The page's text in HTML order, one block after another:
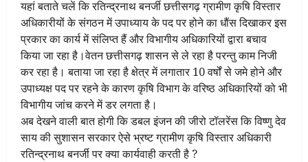
यहां बताते चलें कि रतिन्द्रनाथ बनर्जी छत्तीसगढ़ ग्रामीण कृषि विस्तार
अधिकारीयों के संगठन में उपाध्याय के पद पर होने का धौंस दिखाकर इस
प्रकार का कार्य में संलिप्त हैं और विभागीय अधिकारियों द्वारा बचाव
किया जा रहा है।वेतन छत्तीसगढ़ शासन से ले रहा है परन्तु काम निजी
कर रहा है। बताया जा रहा है क्षेत्र में लगातार 10 वर्षों से जमे होने और
उपाध्यक्ष पद पर रहने के कारण कृषि विभाग के वरिष्ठ अधिकारियों को भी
विभागीय जांच करने में डर लगता है।
अब देखने वाली बात होगी कि डबल इंजन की जीरो टॉलरेंस कि विष्णु देव
साय की सुशासन सरकार ऐसे भ्रष्ट ग्रामीण कृषि विस्तार अधिकारी
रतिन्द्रनाथ बनर्जी पर क्या कार्यवाही करती है ?